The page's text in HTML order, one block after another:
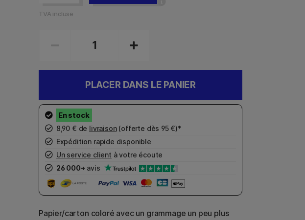
TVA incluse
PLACER DANS LE PANIER
8,90 € de livraison(offerte dès 95 €)*
Expédition rapide disponible
Un service client à votre écoute
26 000+ avis
Papier/carton coloré avec un grammage un peu plus